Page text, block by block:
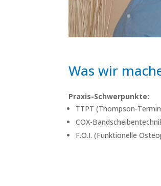
Was wir
Praxis-Schwerpunkte:
TTPT (Thompson-
COX-
F.O.I. (Funktionelle